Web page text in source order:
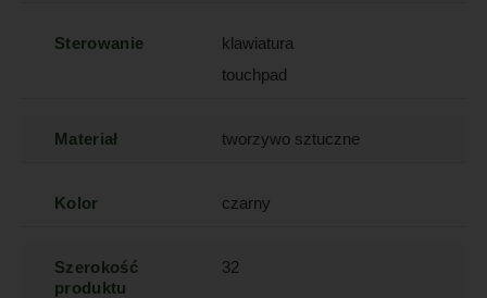
Sterowanie
klawiatura
touchpad
Materiał tworzywo sztuczne
Kolor czarny
Szerokość
produktu
32